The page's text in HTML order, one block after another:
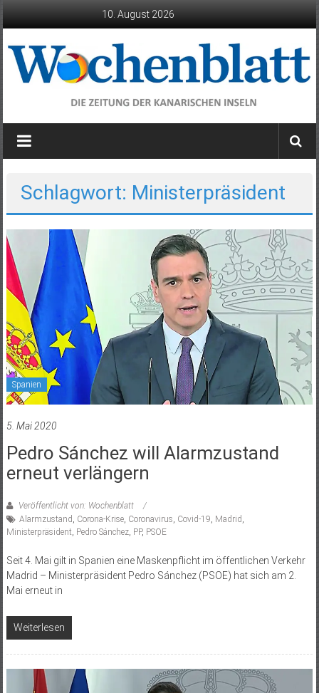
10. August 2026
Wochenblatt
die
Kanarischen
Inseln
Schlagwort: Ministerpräsident
Spanien
5. Mai 2020
Pedro Sánchez will Alarmzustand
erneut verlängern
Veröffentlicht von: Wochenblatt
Alarmzustand
Corona-Krise, Coronavirus Covid-19 Madrid
Ministerpräsident Pedro Sánchez, PP, PSOE
Seit 4. Mai gilt in Spanien eine Maskenpflicht im öffentlichen Verkehr
Madrid – Ministerpräsident Pedro Sánchez (PSOE) hat sich am 2.
Mai erneut in
Weiterlesen